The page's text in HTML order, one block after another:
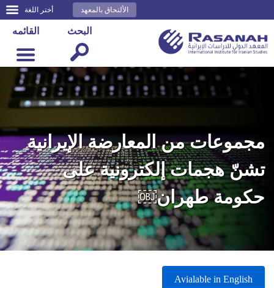
أختر اللغة الألتحاق بالمعهد
القائمه البحث
مجموعات من المعارضة الإيرانية
تشنّ هجمات إلكترونية على
حكومة طهران￼
Avialable in English